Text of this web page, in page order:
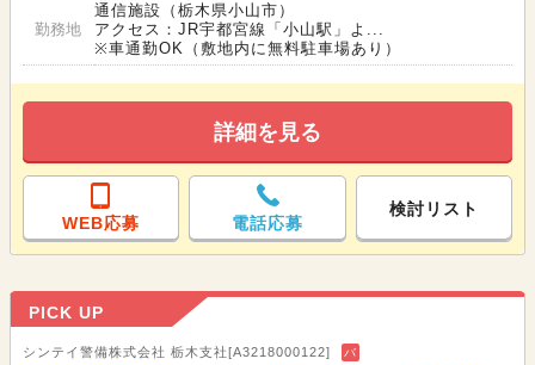
勤務地
通信施設（栃木県小山市）
アクセス：JR宇都宮線「小山駅」よ...
※車通勤OK（敷地内に無料駐車場あり）
詳細を見る
WEB応募 電話応募
検討リスト
PICK UP
シンテイ警備株式会社 栃木支社[A3218000122] バ